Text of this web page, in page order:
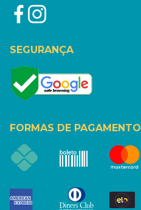
SEGURANÇA
FORMAS DE PAGAMENTO